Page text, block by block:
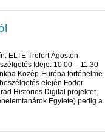
ELTE Trefort Ágoston
Ideje: 10:00 – 11:30
Közép-Európa történelme
elején Fodor
Histories Digital projektet,
Egylete) pedig a